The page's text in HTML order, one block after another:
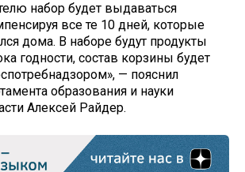
набор будет выдаваться
все те 10 дней, которые
дома. В наборе будут продукты
годности, состав корзины будет
— пояснил
образования и науки
Алексей Райдер.